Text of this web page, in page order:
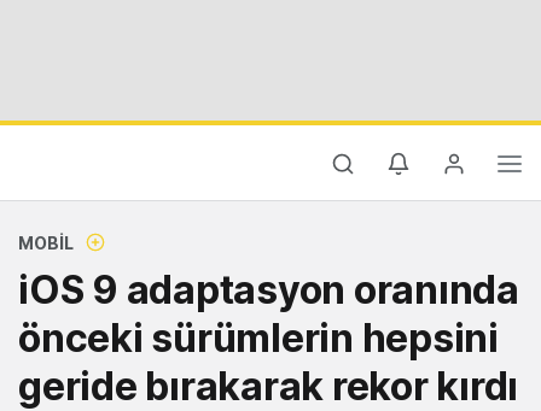
MOBIL
iOS 9 adaptasyon oranında
önceki sürümlerin hepsini
geride bırakarak rekor kırdı